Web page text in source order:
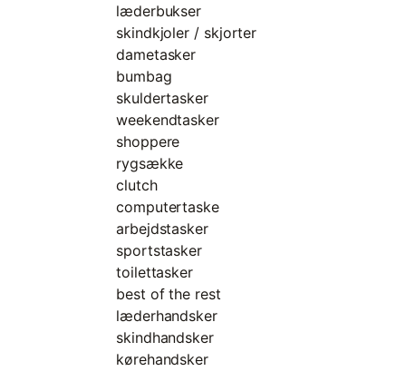
læderbukser
skindkjoler / skjorter
dametasker
bumbag
skuldertasker
weekendtasker
shoppere
rygsække
clutch
computertaske
arbejdstasker
sportstasker
toilettasker
best of the rest
læderhandsker
skindhandsker
kørehandsker